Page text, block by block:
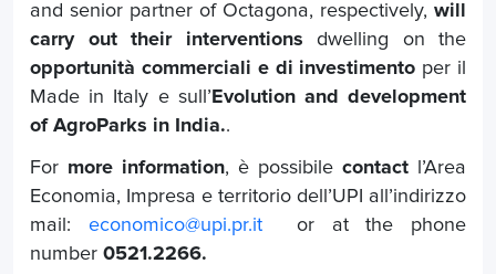
and senior partner of Octagona, respectively, will
carry out their interventions dwelling on the
opportunità commerciali e di investimento per il
Made in Italy e sull’ Evolution and development
of AgroParks in India..
For more information, è possibile contact l’Area
Economia, Impresa e territorio dell’UPI all’indirizzo
mail: economico@upi.pr.itor at the phone
number 0521.2266.